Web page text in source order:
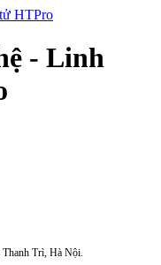
- Linh
Trì, Hà Nội.